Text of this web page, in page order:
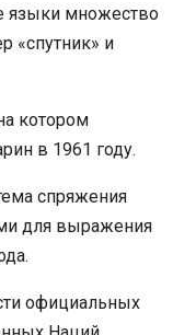
языки множество
«спутник» и
котором
в 1961 году.
спряжения
для выражения
официальных